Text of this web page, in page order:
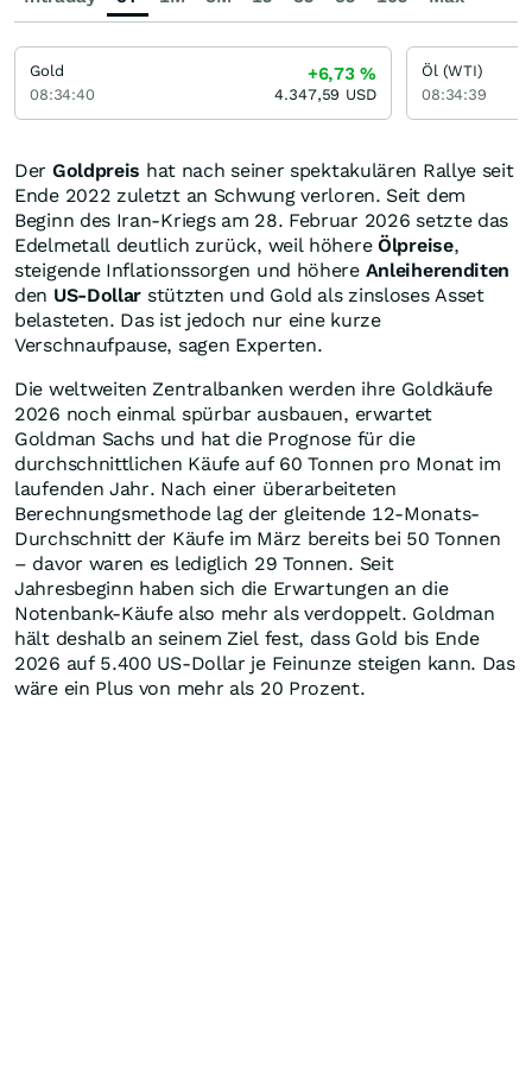
Der Goldpreis hat nach seiner spektakulären Rallye seit
Ende 2022 zuletzt an Schwung verloren. Seit dem
Beginn des Iran-Kriegs am 28. Februar 2026 setzte das
Edelmetall deutlich zurück, weil höhere Ölpreise,
steigende Inflationssorgen und höhere Anleiherenditen
den US-Dollar stützten und Gold als zinsloses Asset
belasteten. Das ist jedoch nur eine kurze
Verschnaufpause, sagen Experten.
Die weltweiten Zentralbanken werden ihre Goldkäufe
2026 noch einmal spürbar ausbauen, erwartet
Goldman Sachs und hat die Prognose für die
durchschnittlichen Käufe auf 60 Tonnen pro Monat im
laufenden Jahr. Nach einer überarbeiteten
Berechnungsmethode lag der gleitende 12-Monats-
Durchschnitt der Käufe im März bereits bei 50 Tonnen
– davor waren es lediglich 29 Tonnen. Seit
Jahresbeginn haben sich die Erwartungen an die
Notenbank-Käufe also mehr als verdoppelt. Goldman
hält deshalb an seinem Ziel fest, dass Gold bis Ende
2026 auf 5.400 US-Dollar je Feinunze steigen kann. Das
wäre ein Plus von mehr als 20 Prozent.
Gold
08:34:40
+6,73%
4.347,59 USD
Öl (WTI)
08:34:39